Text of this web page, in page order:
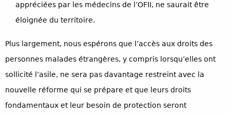
appréciées par les médecins de l’OFII, ne saurait être
éloignée du territoire.
Plus largement, nous espérons que l’accès aux droits des
personnes malades étrangères, y compris lorsqu’elles ont
sollicité l’asile, ne sera pas davantage restreint avec la
nouvelle réforme qui se prépare et que leurs droits
fondamentaux et leur besoin de protection seront